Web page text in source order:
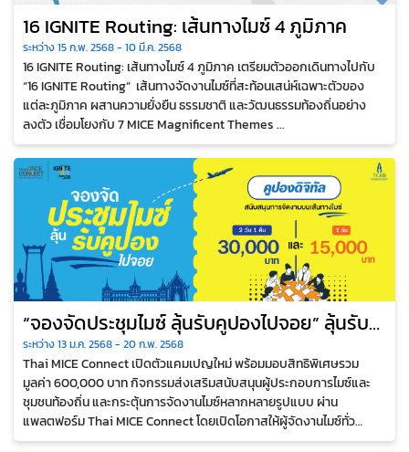
16 IGNITE Routing: เส้นทางไมซ์ 4 ภูมิภาค
ระหว่าง 15 ก.พ. 2568 - 10 มี.ค. 2568
16 IGNITE Routing: เส้นทางไมซ์ 4 ภูมิภาค เตรียมตัวออกเดินทางไปกับ
“16 IGNITE Routing” เส้นทางจัดงานไมซ์ที่สะท้อนเสน่ห์เฉพาะตัวของ
แต่ละภูมิภาค ผสานความยั่งยืน ธรรมชาติ และวัฒนธรรมท้องถิ่นอย่าง
ลงตัว เชื่อมโยงกับ 7 MICE Magnificent Themes ...
“จองจัดประชุมไมซ์ ลุ้นรับคูปองไปจอย” ลุ้นรับ
คูปองดิจิทัล รวมมูลค่า 600,000 บาท
ระหว่าง 13 ม.ค. 2568 - 20 ก.พ. 2568
Thai MICE Connect เปิดตัวแคมเปญใหม่ พร้อมมอบสิทธิพิเศษรวม
มูลค่า 600,000 บาท กิจกรรมส่งเสริมสนับสนุนผู้ประกอบการไมซ์และ
ชุมชนท้องถิ่น และกระตุ้นการจัดงานไมซ์หลากหลายรูปแบบ ผ่าน
แพลตฟอร์ม Thai MICE Connect โดยเปิดโอกาสให้ผู้จัดงานไมซ์ทั่ว
ประเทศ ผ่านการสนับสนุนในรูปแบบคูปองดิจิทัล มูลค่า...